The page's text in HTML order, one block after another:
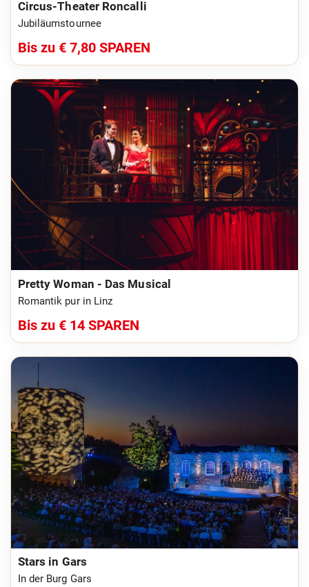
Circus-Theater Roncalli
Jubiläumstournee
Bis zu € 7,80 SPAREN
Pretty Woman - Das Musical
Romantik pur in Linz
Bis zu € 14 SPAREN
Stars in Gars
In der Burg Gars